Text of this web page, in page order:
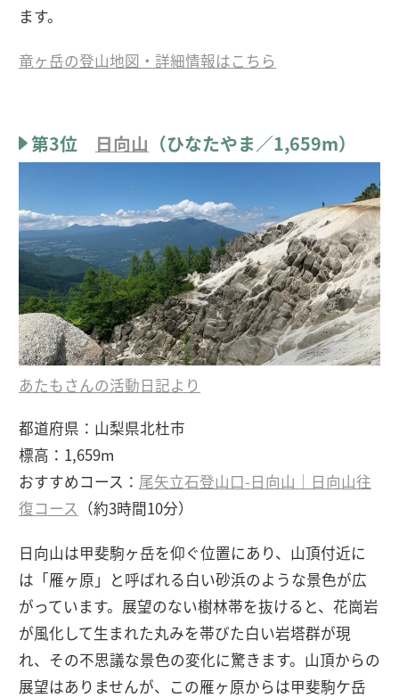
ます。
竜ヶ岳の登山地図・詳細情報はこちら
第3位 日向山 （ひなたやま／1,659m）
あたもさんの活動日記より
都道府県：山梨県北杜市
標高：1,659m
おすすめコース： 尾矢立石登山口-日向山｜日向山往
復コース （約3時間10分）
日向山は甲斐駒ヶ岳を仰ぐ位置にあり、山頂付近に
は「雁ヶ原」と呼ばれる白い砂浜のような景色が広
がっています。展望のない樹林帯を抜けると、花崗岩
が風化して生まれた丸みを帯びた白い岩塔群が現
れ、その不思議な景色の変化に驚きます。山頂からの
展望はありませんが、この雁ヶ原からは甲斐駒ケ岳